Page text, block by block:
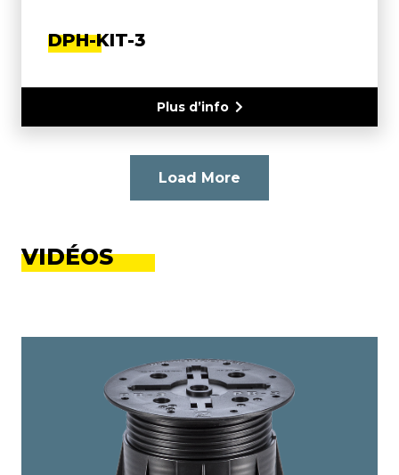
DPH-KIT-3
Plus d’info
Load More
VIDÉOS